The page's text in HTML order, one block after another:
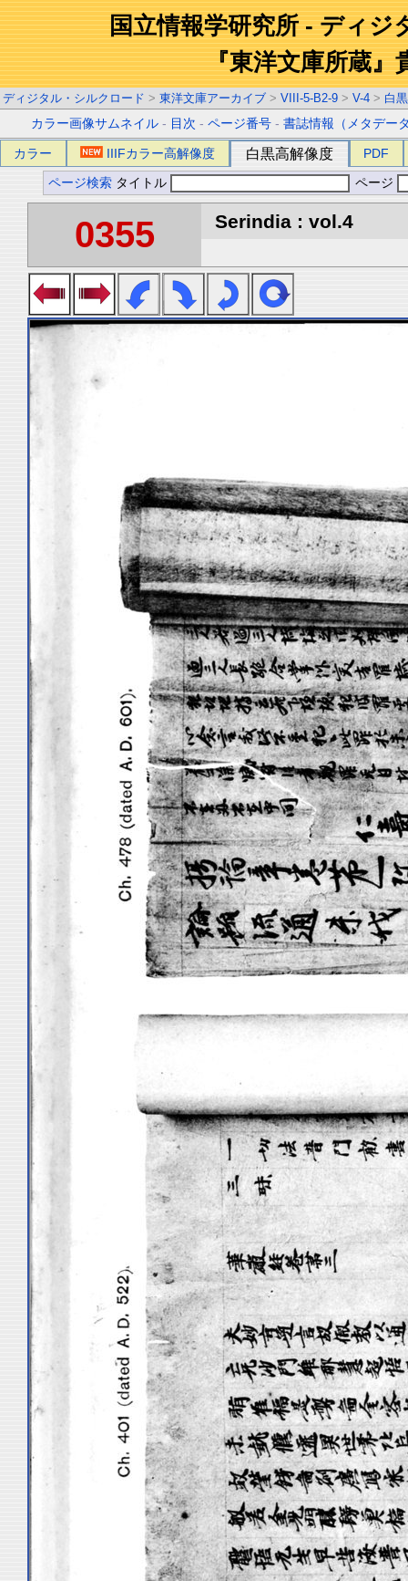
国立情報学研究所 - ディジ
『東洋文庫所蔵』
ディジタル・シルクロード > 東洋文庫アーカイブ > VIII-5-B2-9 > V-4 > 白
カラー画像サムネイル - 目次 -ページ番号 -書誌情報（メタデー
カラー IIIFカラー高解像度 白黒高解像度 PDF
ページ検索 タイトル ページ
0355 Serindia : vol.4